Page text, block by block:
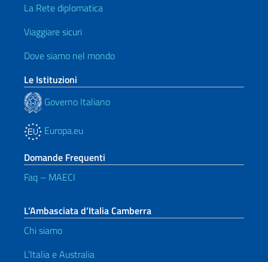
La Rete diplomatica
Viaggiare sicuri
Dove siamo nel mondo
Le Istituzioni
Governo Italiano
Europa.eu
Domande Frequenti
Faq – MAECI
L’Ambasciata d’Italia Camberra
Chi siamo
L’Italia e Australia